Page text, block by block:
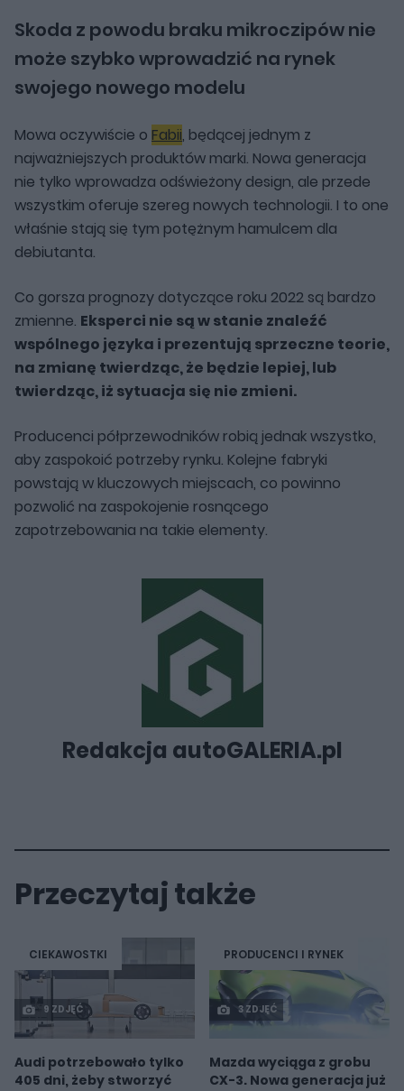
Skoda z powodu braku mikroczipów nie
może szybko wprowadzić na rynek
swojego nowego modelu
Mowa oczywiście o Fabii, będącej jednym z
najważniejszych produktów marki. Nowa generacja
nie tylko wprowadza odświeżony design, ale przede
wszystkim oferuje szereg nowych technologii. I to one
właśnie stają się tym potężnym hamulcem dla
debiutanta.
Co gorsza prognozy dotyczące roku 2022 są bardzo
zmienne. Eksperci nie są w stanie znaleźć
wspólnego języka i prezentują sprzeczne teorie,
na zmianę twierdząc, że będzie lepiej, lub
twierdząc, iż sytuacja się nie zmieni.
Producenci półprzewodników robią jednak wszystko,
aby zaspokoić potrzeby rynku. Kolejne fabryki
powstają w kluczowych miejscach, co powinno
pozwolić na zaspokojenie rosnącego
zapotrzebowania na takie elementy.
Redakcja autoGALERIA.pl
Przeczytaj także
CIEKAWOSTKI
9 ZDJĘĆ
Audi potrzebowało tylko
405 dni, żeby stworzyć
PRODUCENCI I RYNEK
3 ZDJĘĆ
Mazda wyciąga z grobu
CX-3. Nowa generacja już